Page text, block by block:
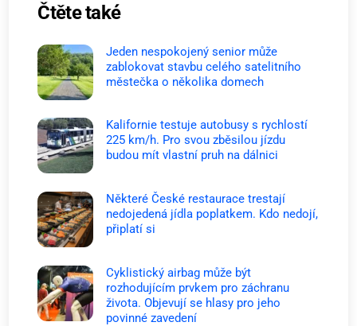
Čtěte také
Jeden nespokojený senior může
zablokovat stavbu celého satelitního
městečka o několika domech
Kalifornie testuje autobusy s rychlostí
225 km/h. Pro svou zběsilou jízdu
budou mít vlastní pruh na dálnici
Některé České restaurace trestají
nedojedená jídla poplatkem. Kdo nedojí,
připlatí si
Cyklistický airbag může být
rozhodujícím prvkem pro záchranu
života. Objevují se hlasy pro jeho
povinné zavedení